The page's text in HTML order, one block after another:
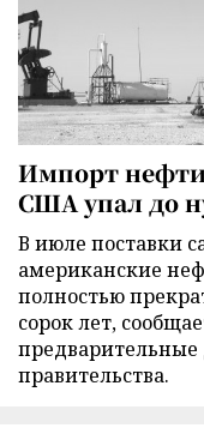
Импорт нефти
США упал до
В июле поставки
американские
полностью
сорок лет,
правительства.